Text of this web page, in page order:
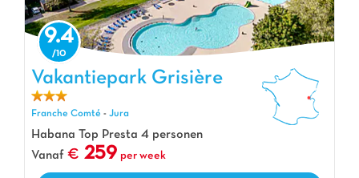
Vakantiepark Grisière, Vakantiepark Franche Comté
9.4
Vakantiepark Grisière
Franche Comté - Jura
Habana Top Presta 4 personen
Vanaf
259 per week